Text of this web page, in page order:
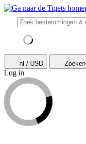
nl / USD Zoeken
Log in